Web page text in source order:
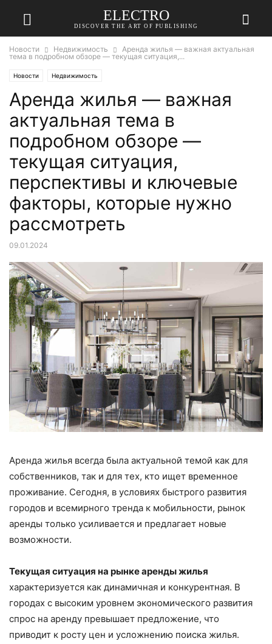
ELECTRO
DISCOVER THE ART OF PUBLISHING
Новости Недвижимость
Аренда жилья — важная актуальная
тема в подробном обзоре — текущая ситуация,...
Новости Недвижимость
Аренда жилья — важная
актуальная тема в
подробном обзоре —
текущая ситуация,
перспективы и ключевые
факторы, которые нужно
рассмотреть
09.01.2024
Аренда жилья всегда была актуальной темой как для
собственников, так и для тех, кто ищет временное
проживание. Сегодня, в условиях быстрого развития
городов и всемирного тренда к мобильности, рынок
аренды только усиливается и предлагает новые
возможности.
Текущая ситуация на рынке аренды жилья
характеризуется как динамичная и конкурентная. В
городах с высоким уровнем экономического развития
спрос на аренду превышает предложение, что
приводит к росту цен и усложнению поиска жилья.